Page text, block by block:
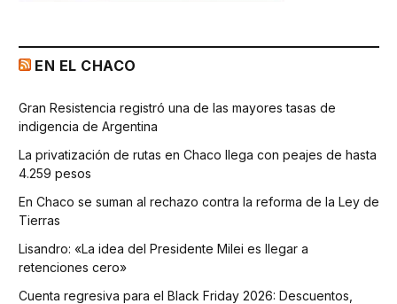
EN EL CHACO
Gran Resistencia registró una de las mayores tasas de
indigencia de Argentina
La privatización de rutas en Chaco llega con peajes de hasta
4.259 pesos
En Chaco se suman al rechazo contra la reforma de la Ley de
Tierras
Lisandro: «La idea del Presidente Milei es llegar a
retenciones cero»
Cuenta regresiva para el Black Friday 2026: Descuentos,